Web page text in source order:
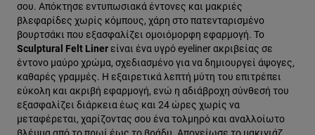
σου. Απόκτησε εντυπωσιακά έντονες και μακριές
βλεφαρίδες χωρίς κόμπους, χάρη στο πατενταρισμένο
βουρτσάκι που εξασφαλίζει ομοιόμορφη εφαρμογή. Το
Sculptural Felt Linerείναι ένα υγρό eyeliner ακριβείας σε
έντονο μαύρο χρώμα, σχεδιασμένο για να δημιουργεί άψογες,
καθαρές γραμμές. Η εξαιρετικά λεπτή μύτη του επιτρέπει
εύκολη και ακριβή εφαρμογή, ενώ η αδιάβροχη σύνθεσή του
εξασφαλίζει διάρκεια έως και 24 ώρες χωρίς να
μεταφέρεται, χαρίζοντας σου ένα τολμηρό και αναλλοίωτο